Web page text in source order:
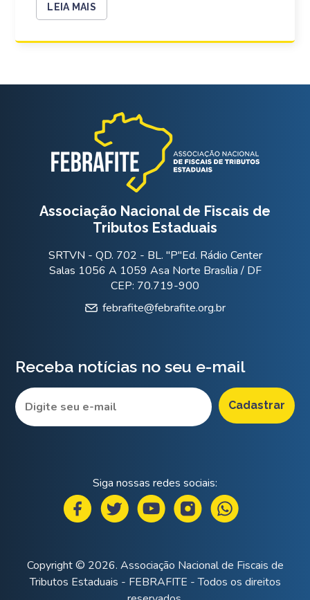
LEIA MAIS
Associação Nacional de Fiscais de
Tributos Estaduais
SRTVN - QD. 702 - BL. "P"Ed. Rádio Center
Salas 1056 A 1059 Asa Norte Brasília / DF
CEP: 70.719-900
febrafite@febrafite.org.br
Receba notícias no seu e-mail
Siga nossas redes sociais:
Copyright © 2026. Associação Nacional de Fiscais de
Tributos Estaduais - FEBRAFITE - Todos os direitos